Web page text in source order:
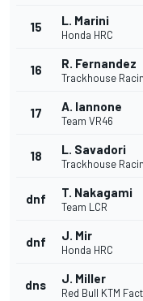
15 L. Marini
Honda HRC
16 R. Fernandez
Trackhouse
17 A. Iannone
Team VR46
18 L. Savadori
Trackhouse
dnf T. Nakagami
Team LCR
dnf J. Mir
Honda HRC
dns J. Miller
Red Bull KTM